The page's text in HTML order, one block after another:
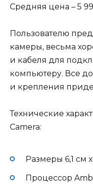
Средняя цена – 5
Пользователю
камеры, весьма
и кабеля для
компьютеру. Все
и крепления
Технические
Camera:
Размеры 6,1 см
Процессор